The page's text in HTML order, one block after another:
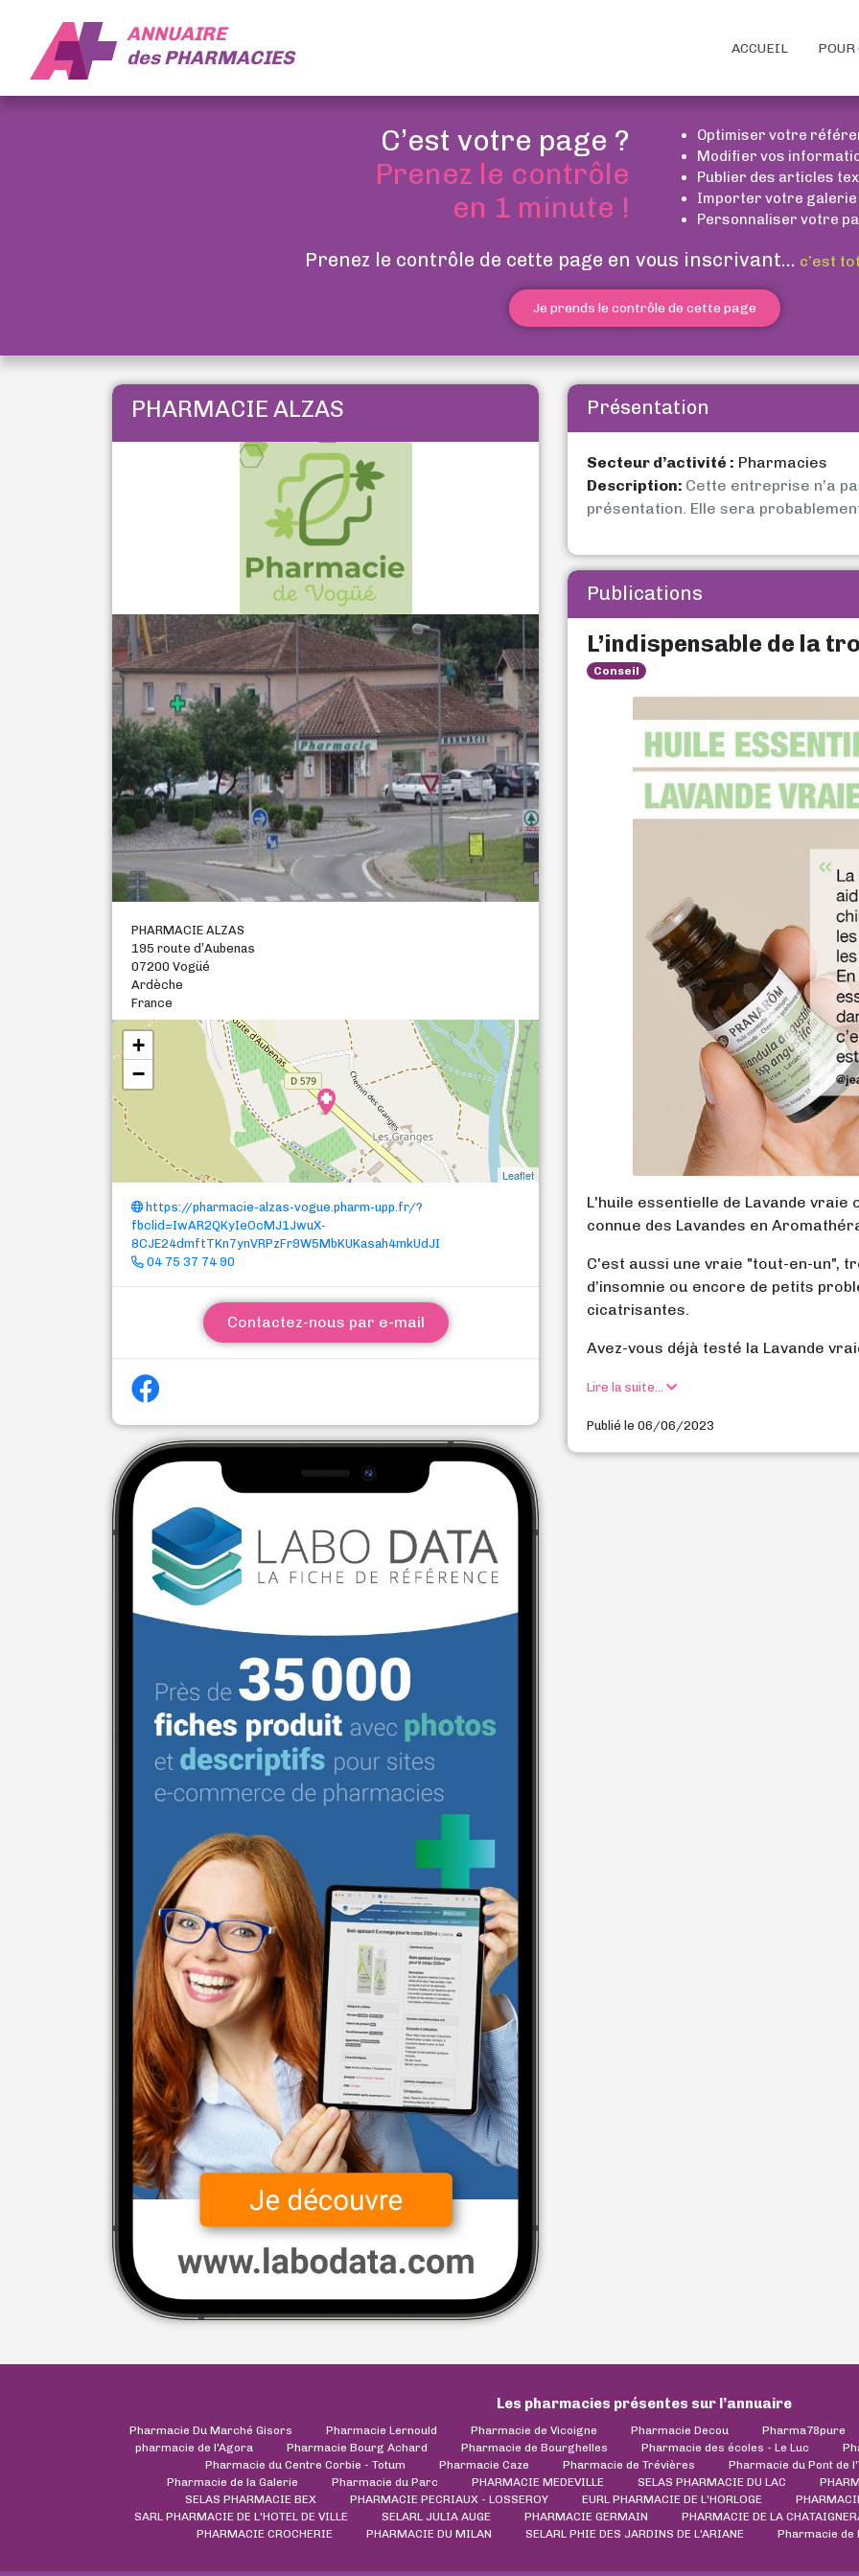
ANNUAIRE
desPHARMACIES ACCUEIL POUR
C’est votre page ?
Prenez le contrôle
en 1 minute !
Optimiser votre
Modifier vos
Publier des articles
Importer votre galerie
Personnaliser votre
Prenez le contrôle de cette page en vous inscrivant... c’est
Je prends le contrôle de cette page
PHARMACIE ALZAS
PHARMACIE ALZAS
195 route d’Aubenas
07200 Vogüé
Ardèche
France
+
−
Leaflet
https://pharmacie-alzas-vogue.pharm-upp.fr/?
fbclid=IwAR2QKyIeOcMJ1JwuX-
8CJE24dmftTKn7ynVRPzFr9W5MbKUKasah4mkUdJI
04 75 37 74 90
Contactez-nous par e-mail
Présentation
Secteur d’activité : Pharmacies
Description: Cette entreprise n’a
présentation. Elle sera
Publications
L’indispensable de la
Conseil
L'huile essentielle de Lavande
connue des Lavandes en
C'est aussi une vraie "tout-en-un",
d’insomnie ou encore de petits
cicatrisantes.
Avez-vous déjà testé la Lavande
Lire la suite...
Publié le 06/06/2023
Les pharmacies présentes sur l’annuaire
Pharmacie Du Marché Gisors Pharmacie Lernould Pharmacie de Vicoigne Pharmacie Decou
Pharma78pure
pharmacie de l'Agora
Pharmacie Bourg Achard Pharmacie de Bourghelles Pharmacie des écoles - Le Luc
Pharmacie du Centre Corbie - Totum
Pharmacie Caze Pharmacie de Trévières
Pharmacie du Pont de
Pharmacie de la Galerie
Pharmacie du Parc PHARMACIE MEDEVILLE SELAS PHARMACIE DU LAC
SELAS PHARMACIE BEX
PHARMACIE PECRIAUX - LOSSEROY EURL PHARMACIE DE L'HORLOGE
SARL PHARMACIE DE L'HOTEL DE VILLE
SELARL JULIA AUGE PHARMACIE GERMAIN
PHARMACIE DE LA
PHARMACIE CROCHERIE
PHARMACIE DU MILAN SELARL PHIE DES JARDINS DE L'ARIANE Pharmacie de